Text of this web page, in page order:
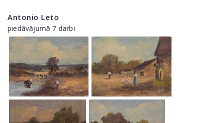
Antonio Leto
piedāvājumā 7 darbi